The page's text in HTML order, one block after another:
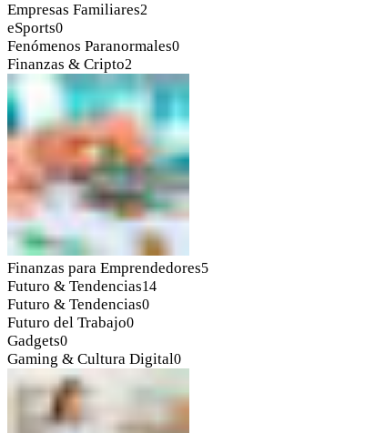
Empresas Familiares2
eSports0
Fenómenos Paranormales0
Finanzas & Cripto2
Finanzas para Emprendedores5
Futuro & Tendencias14
Futuro & Tendencias0
Futuro del Trabajo0
Gadgets0
Gaming & Cultura Digital0